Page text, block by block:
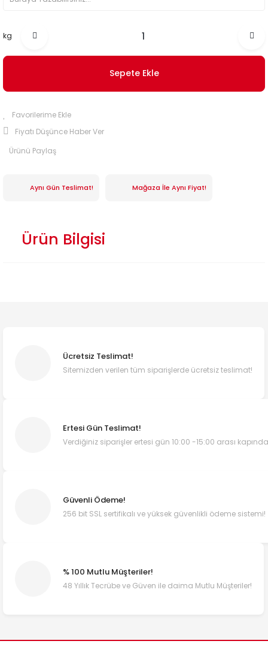
kg
Sepete Ekle
Fiyatı Düşünce Haber Ver
Ürünü Paylaş
Aynı Gün Teslimat! Mağaza İle Aynı Fiyat!
Ürün Bilgisi
Ücretsiz Teslimat!
Sitemizden verilen tüm siparişlerde ücretsiz teslimat!
Ertesi Gün Teslimat!
Verdiğiniz siparişler ertesi gün 10:00 -15:00 arası
Güvenli Ödeme!
256 bit SSL sertifikalı ve yüksek güvenlikli ödeme sistemi!
% 100 Mutlu Müşteriler!
48 Yıllık Tecrübe ve Güven ile daima Mutlu Müşteriler!